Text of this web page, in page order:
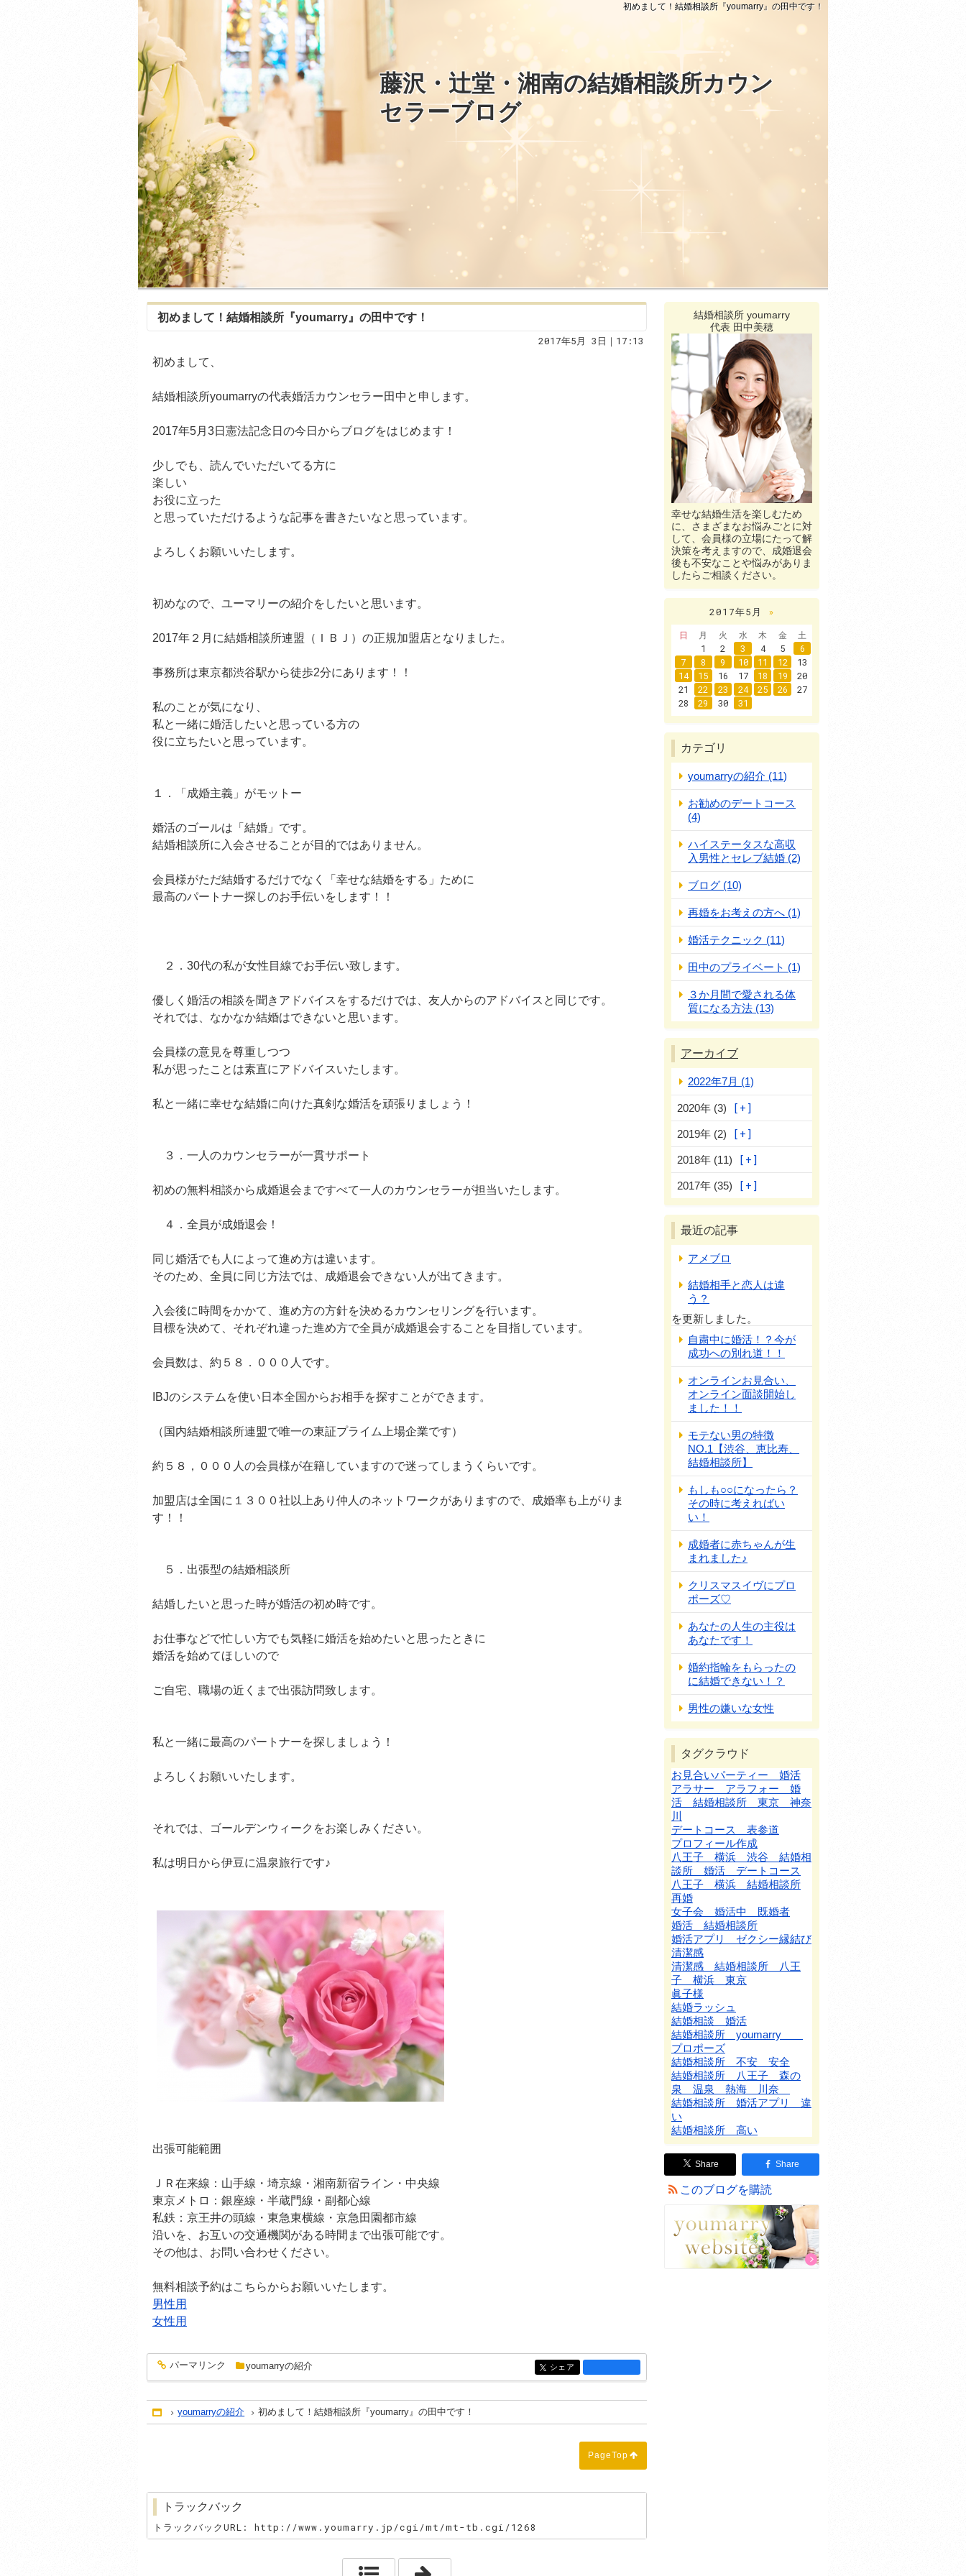
初めまして！結婚相談所『youmarry』の田中です！
藤沢・辻堂・湘南の結婚相談所カウン
セラーブログ
初めまして！結婚相談所『youmarry』の田中です！
2017年5月 3日｜17:13
初めまして、
結婚相談所youmarryの代表婚活カウンセラー田中と申します。
2017年5月3日憲法記念日の今日からブログをはじめます！
少しでも、読んでいただいてる方に
楽しい
お役に立った
と思っていただけるような記事を書きたいなと思っています。
よろしくお願いいたします。
初めなので、ユーマリーの紹介をしたいと思います。
2017年２月に結婚相談所連盟（ＩＢＪ）の正規加盟店となりました。
事務所は東京都渋谷駅から徒歩2分にあります！！
私のことが気になり、
私と一緒に婚活したいと思っている方の
役に立ちたいと思っています。
１．「成婚主義」がモットー
婚活のゴールは「結婚」です。
結婚相談所に入会させることが目的ではありません。
会員様がただ結婚するだけでなく「幸せな結婚をする」ために
最高のパートナー探しのお手伝いをします！！
２．30代の私が女性目線でお手伝い致します。
優しく婚活の相談を聞きアドバイスをするだけでは、友人からのアドバイスと同じです。
それでは、なかなか結婚はできないと思います。
会員様の意見を尊重しつつ
私が思ったことは素直にアドバイスいたします。
私と一緒に幸せな結婚に向けた真剣な婚活を頑張りましょう！
３．一人のカウンセラーが一貫サポート
初めの無料相談から成婚退会まですべて一人のカウンセラーが担当いたします。
４．全員が成婚退会！
同じ婚活でも人によって進め方は違います。
そのため、全員に同じ方法では、成婚退会できない人が出てきます。
入会後に時間をかかて、進め方の方針を決めるカウンセリングを行います。
目標を決めて、それぞれ違った進め方で全員が成婚退会することを目指しています。
会員数は、約５８．０００人です。
IBJのシステムを使い日本全国からお相手を探すことができます。
（国内結婚相談所連盟で唯一の東証プライム上場企業です）
約５８，０００人の会員様が在籍していますので迷ってしまうくらいです。
加盟店は全国に１３００社以上あり仲人のネットワークがありますので、成婚率も上がりま
す！！
５．出張型の結婚相談所
結婚したいと思った時が婚活の初め時です。
お仕事などで忙しい方でも気軽に婚活を始めたいと思ったときに
婚活を始めてほしいので
ご自宅、職場の近くまで出張訪問致します。
私と一緒に最高のパートナーを探しましょう！
よろしくお願いいたします。
それでは、ゴールデンウィークをお楽しみください。
私は明日から伊豆に温泉旅行です♪
出張可能範囲
ＪＲ在来線：山手線・埼京線・湘南新宿ライン・中央線
東京メトロ：銀座線・半蔵門線・副都心線
私鉄：京王井の頭線・東急東横線・京急田園都市線
沿いを、お互いの交通機関がある時間まで出張可能です。
その他は、お問い合わせください。
無料相談予約はこちらからお願いいたします。
男性用
女性用
entry1281
パーマリンク youmarryの紹介 entry1281
シェア
Home
youmarryの紹介 初めまして！結婚相談所『youmarry』の田中です！
PageTop
トラックバック
トラックバックURL: http://www.youmarry.jp/cgi/mt/mt-tb.cgi/1268
結婚相談所 youmarry
代表 田中美穂
幸せな結婚生活を楽しむため
に、さまざまなお悩みごとに対
して、会員様の立場にたって解
決策を考えますので、成婚退会
後も不安なことや悩みがありま
したらご相談ください。
2017年5月
»
日
月 火 水 木 金
土
1
2 3 4 5
6
7
8 9 10 11 12
13
14
15 16 17 18 19
20
21
22 23 24 25 26
27
28
29 30 31
カテゴリ
youmarryの紹介 (11)
お勧めのデートコース
(4)
ハイステータスな高収
入男性とセレブ結婚 (2)
ブログ (10)
再婚をお考えの方へ (1)
婚活テクニック (11)
田中のプライベート (1)
３か月間で愛される体
質になる方法 (13)
アーカイブ
2022年7月 (1)
2020年 (3)
2019年 (2)
2018年 (11)
2017年 (35)
最近の記事
アメブロ
結婚相手と恋人は違
う？
を更新しました。
自粛中に婚活！？今が
成功への別れ道！！
オンラインお見合い、
オンライン面談開始し
ました！！
モテない男の特徴
NO.1【渋谷、恵比寿、
結婚相談所】
もしも○○になったら？
その時に考えればい
い！
成婚者に赤ちゃんが生
まれました♪
クリスマスイヴにプロ
ポーズ♡
あなたの人生の主役は
あなたです！
婚約指輪をもらったの
に結婚できない！？
男性の嫌いな女性
タグクラウド
お見合いパーティー 婚活
アラサー アラフォー 婚
活 結婚相談所 東京 神奈
川
デートコース 表参道
プロフィール作成
八王子 横浜 渋谷 結婚相
談所 婚活 デートコース
八王子 横浜 結婚相談所
再婚
女子会 婚活中 既婚者
婚活 結婚相談所
婚活アプリ ゼクシー縁結び
清潔感
清潔感 結婚相談所 八王
子 横浜 東京
眞子様
結婚ラッシュ
結婚相談 婚活
結婚相談所 youmarry
プロポーズ
結婚相談所 不安 安全
結婚相談所 八王子 森の
泉 温泉 熱海 川奈
結婚相談所 婚活アプリ 違
い
結婚相談所 高い
Share Share
このブログを購読